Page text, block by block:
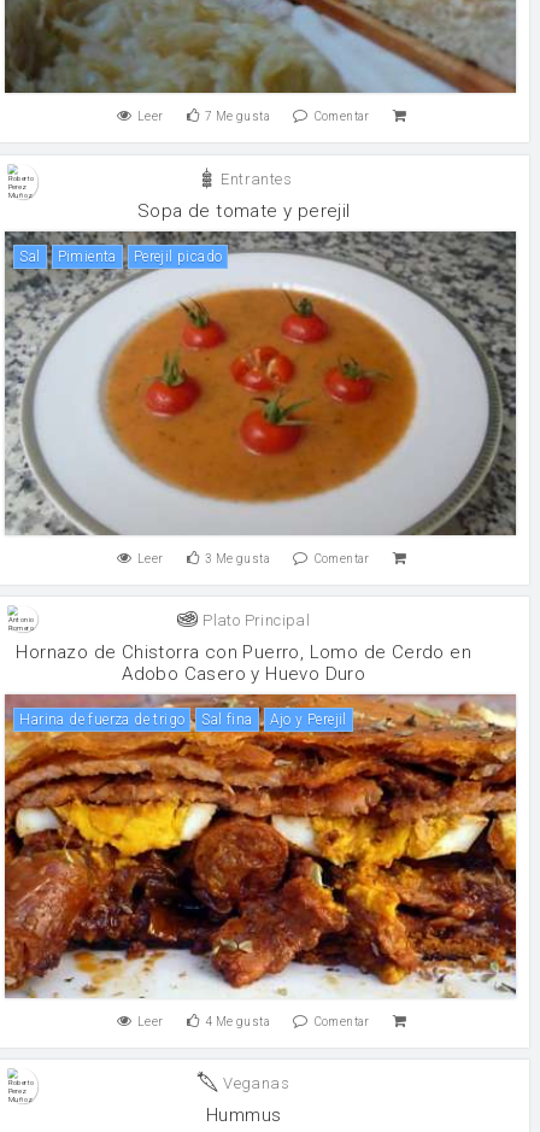
Leer 7 Me gusta Comentar
Entrantes
Sopa de tomate y perejil
sal pimienta Perejil picado
Leer 3 Me gusta Comentar
Plato Principal
Hornazo de Chistorra con Puerro, Lomo de Cerdo en
Adobo Casero y Huevo Duro
harina de fuerza de trigo Sal fina ajo y Perejil
Leer 4 Me gusta Comentar
Veganas
Hummus